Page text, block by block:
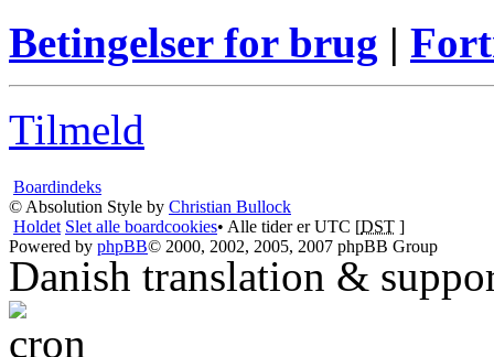
Betingelser for brug |
Tilmeld
Boardindeks
© Absolution Style by Christian Bullock
Holdet Slet alle boardcookies• Alle tider er UTC [DST ]
Powered by phpBB© 2000, 2002, 2005, 2007 phpBB Group
Danish translation &